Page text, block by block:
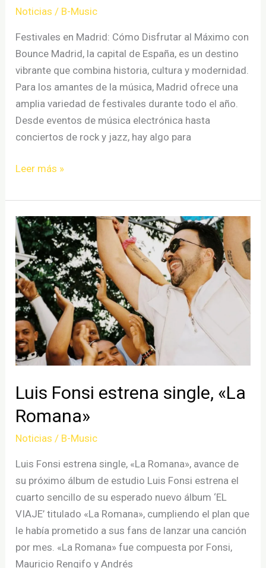
Noticias / B-Music
Festivales en Madrid: Cómo Disfrutar al Máximo con
Bounce Madrid, la capital de España, es un destino
vibrante que combina historia, cultura y modernidad.
Para los amantes de la música, Madrid ofrece una
amplia variedad de festivales durante todo el año.
Desde eventos de música electrónica hasta
conciertos de rock y jazz, hay algo para
Festivales
Madrid:
Cómo
Disfrutar
al
Máximo
con
Bounce
Leer más »
Luis Fonsi estrena single, «La
Romana»
Noticias / B-Music
Luis Fonsi estrena single, «La Romana», avance de
su próximo álbum de estudio Luis Fonsi estrena el
cuarto sencillo de su esperado nuevo álbum ‘EL
VIAJE’ titulado «La Romana», cumpliendo el plan que
le había prometido a sus fans de lanzar una canción
por mes. «La Romana» fue compuesta por Fonsi,
Mauricio Rengifo y Andrés